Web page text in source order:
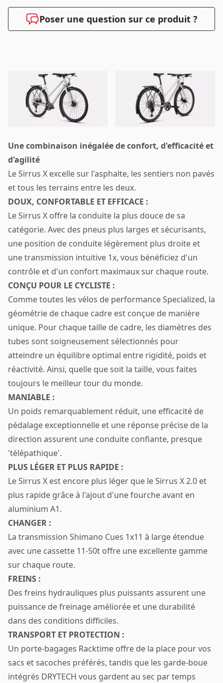
Poser une question sur ce produit ?
Une combinaison inégalée de confort, d'efficacité et
d'agilité
Le Sirrus X excelle sur l'asphalte, les sentiers non pavés
et tous les terrains entre les deux.
DOUX, CONFORTABLE ET EFFICACE :
Le Sirrus X offre la conduite la plus douce de sa
catégorie. Avec des pneus plus larges et sécurisants,
une position de conduite légèrement plus droite et
une transmission intuitive 1x, vous bénéficiez d'un
contrôle et d'un confort maximaux sur chaque route.
CONÇU POUR LE CYCLISTE :
Comme toutes les vélos de performance Specialized, la
géométrie de chaque cadre est conçue de manière
unique. Pour chaque taille de cadre, les diamètres des
tubes sont soigneusement sélectionnés pour
atteindre un équilibre optimal entre rigidité, poids et
réactivité. Ainsi, quelle que soit la taille, vous faites
toujours le meilleur tour du monde.
MANIABLE :
Un poids remarquablement réduit, une efficacité de
pédalage exceptionnelle et une réponse précise de la
direction assurent une conduite confiante, presque
'télépathique'.
PLUS LÉGER ET PLUS RAPIDE :
Le Sirrus X est encore plus léger que le Sirrus X 2.0 et
plus rapide grâce à l'ajout d'une fourche avant en
aluminium A1.
CHANGER :
La transmission Shimano Cues 1x11 à large étendue
avec une cassette 11-50t offre une excellente gamme
sur chaque route.
FREINS :
Des freins hydrauliques plus puissants assurent une
puissance de freinage améliorée et une durabilité
dans des conditions difficiles.
TRANSPORT ET PROTECTION :
Un porte-bagages Racktime offre de la place pour vos
sacs et sacoches préférés, tandis que les garde-boue
intégrés DRYTECH vous gardent au sec par temps